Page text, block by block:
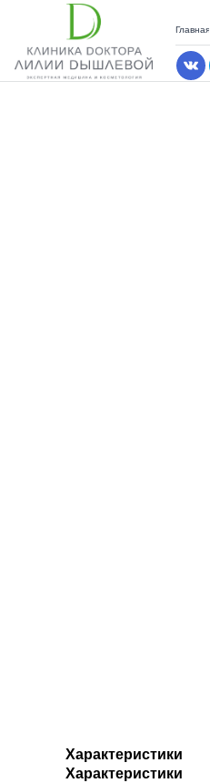
Главная
Характеристики
Характеристики